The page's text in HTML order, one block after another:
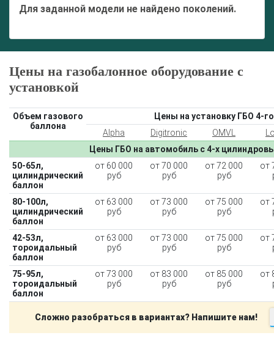
Для заданной модели не найдено поколений.
Цены на газобалонное оборудование с
установкой
Объем газового
баллона
Цены на установку ГБО 4-
Alpha
Digitronic OMVL
Цены ГБО на автомобиль с 4-х
50-65л,
цилиндрический
баллон
от 60 000
руб
от 70 000
руб
от 72 000
руб
от
80-100л,
цилиндрический
баллон
от 63 000
руб
от 73 000
руб
от 75 000
руб
от
42-53л,
тороидальный
баллон
от 63 000
руб
от 73 000
руб
от 75 000
руб
от
75-95л,
тороидальный
баллон
от 73 000
руб
от 83 000
руб
от 85 000
руб
от
Сложно разобраться в вариантах? Напишите нам!